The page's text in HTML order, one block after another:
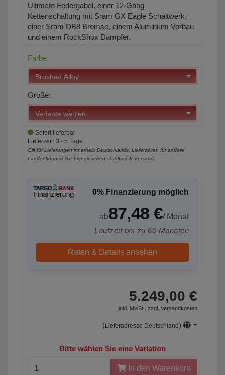
Ultimate Federgabel, einer 12-Gang
Kettenschaltung mit Sram GX Eagle Schaltwerk,
einer Sram DB8 Bremse, einem Aluminium Vorbau
und einem RockShox Dämpfer.
Farbe:
Größe:
Sofort lieferbar
Lieferzeit: 3 - 5 Tage
Gilt für Lieferungen innerhalb Deutschlands, Lieferzeiten für andere
Länder können Sie hier einsehen: Zahlung & Versand
0% Finanzierung möglich
ab87,48 €/ Monat
Laufzeit bis zu 60 Monaten
Raten & Details ansehen
5.249,00 €
inkl. MwSt., zzgl. Versandkosten
(Lieferadresse Deutschland)
Bitte wählen Sie eine Variation
In den Warenkorb